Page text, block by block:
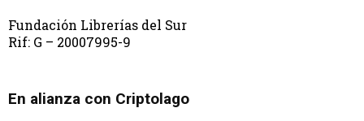
Fundación Librerías del Sur
Rif: G – 20007995-9
En alianza con Criptolago